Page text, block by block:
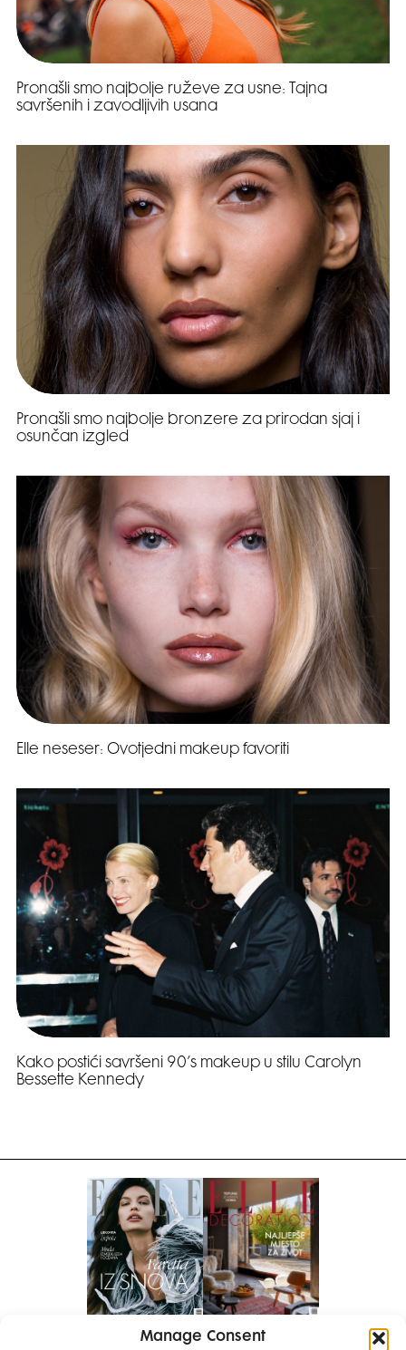
Manage Consent
Pronašli smo najbolje ruževe za usne: Tajna
savršenih i zavodljivih usana
Pronašli smo najbolje bronzere za prirodan sjaj i
osunčan izgled
Elle neseser: Ovotjedni makeup favoriti
Kako postići savršeni 90’s makeup u stilu Carolyn
Bessette Kennedy
Pretplati se na časopis